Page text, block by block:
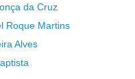
da Cruz
Roque Martins
Alves